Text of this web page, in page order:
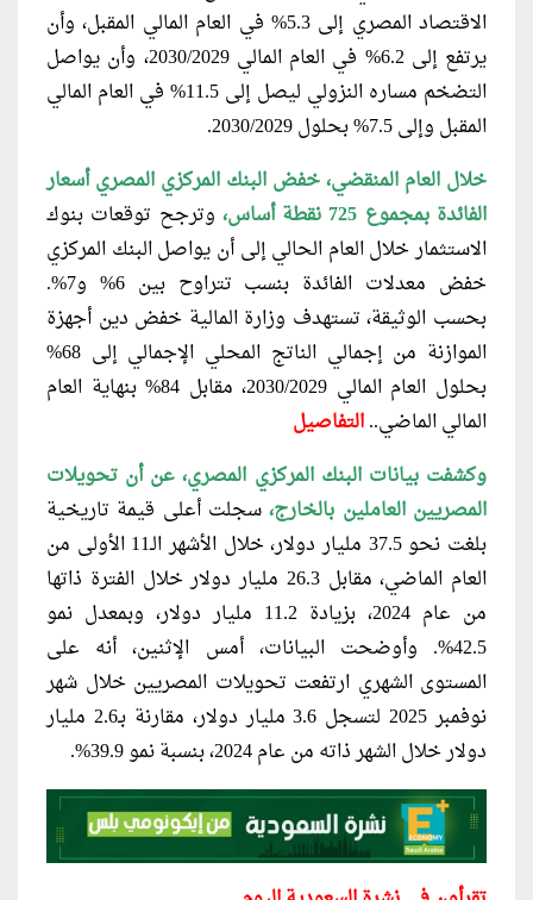
الاقتصاد المصري إلى 5.3% في العام المالي المقبل، وأن
يرتفع إلى 6.2% في العام المالي 2030/2029، وأن يواصل
التضخم مساره النزولي ليصل إلى 11.5% في العام المالي
المقبل وإلى 7.5% بحلول 2030/2029.
خلال العام المنقضي، خفض البنك المركزي المصريأسعار
الفائدة بمجموع 725 نقطة أساس،
وترجح توقعات بنوك
الاستثمار خلال العام الحالي إلى أن يواصل البنك المركزي
خفض معدلات الفائدة بنسب تتراوح بين 6% و7%.
بحسب الوثيقة، تستهدف وزارة المالية خفض دين أجهزة
الموازنة من إجمالي الناتج المحلي الإجمالي إلى 68%
بحلول العام المالي 2030/2029، مقابل 84% بنهاية العام
المالي الماضي..التفاصيل
وكشفت بيانات البنك المركزي المصري، عن أن تحويلات
المصريين العاملين بالخارج، سجلت أعلى قيمة تاريخية
بلغت نحو 37.5 مليار دولار، خلال الأشهر الـ11 الأولى من
العام الماضي، مقابل 26.3 مليار دولار خلال الفترة ذاتها
من عام 2024، بزيادة 11.2 مليار دولار، وبمعدل نمو
42.5%. وأوضحت البيانات، أمس الإثنين، أنه على
المستوى الشهري ارتفعت تحويلات المصريين خلال شهر
نوفمبر 2025 لتسجل 3.6 مليار دولار، مقارنة بـ2.6 مليار
دولار خلال الشهر ذاته من عام 2024، بنسبة نمو 39.9%.